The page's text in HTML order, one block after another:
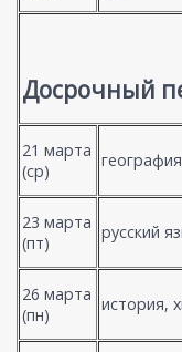
Досрочный
21 марта
(ср)
23 марта
(пт)
русский
26 марта
(пн)
история,